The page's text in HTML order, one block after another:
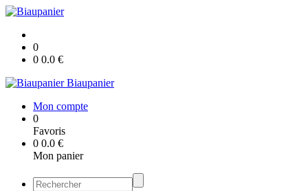
0
0 0.0 €
Biaupanier
Mon compte
0
Favoris
0 0.0 €
Mon panier